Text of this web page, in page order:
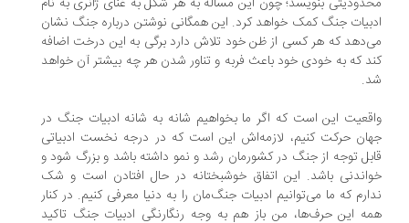
جنگ کمک خواهد کرد. این همگانی نوشتن درباره جنگ نشان
که هر کسی از ظن ‌خود تلاش دارد برگی به این درخت اضافه
که به خودی خود باعث فربه و تناور شدن هر چه‌ بیشتر آن خواهد
این است که اگر ما بخواهیم شانه به شانه ادبیات جنگ در
حرکت کنیم، لازمه‌اش این است که در درجه نخست ادبیاتی
توجه از جنگ در کشورمان رشد و نمو داشته باشد و بزرگ شود و
باشد. این اتفاق خوشبختانه در حال افتادن است و شک
که ما می‌توانیم ادبیات جنگ‌مان را به دنیا معرفی کنیم. در کنار
این ‌حرف‌ها، من باز هم به وجه رنگارنگی ادبیات جنگ تاکید